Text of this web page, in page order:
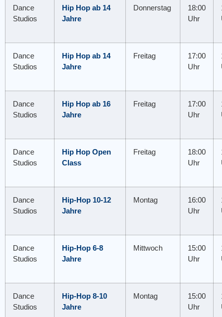
Dance
Studios
Hip Hop ab 14
Jahre
Donnerstag
18:00
Uhr
Dance
Studios
Hip Hop ab 14
Jahre
Freitag
17:00
Uhr
Dance
Studios
Hip Hop ab 16
Jahre
Freitag
17:00
Uhr
Dance
Studios
Hip Hop Open
Class
Freitag
18:00
Uhr
Dance
Studios
Hip-Hop 10-12
Jahre
Montag
16:00
Uhr
Dance
Studios
Hip-Hop 6-8
Jahre
Mittwoch
15:00
Uhr
Dance
Studios
Hip-Hop 8-10
Jahre
Montag
15:00
Uhr